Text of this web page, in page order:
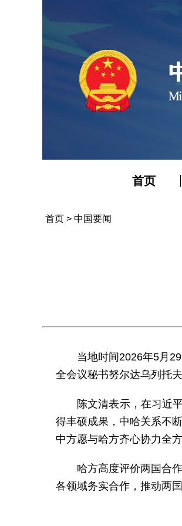
首页
首页 > 中国要闻
当地时间2026年5月
全会议秘书努尔达乌列托
陈文清表示，在习近
得丰硕成果，中哈关系不
中方愿与哈方齐心协力全
哈方高度评价两国合
各领域务实合作，推动两